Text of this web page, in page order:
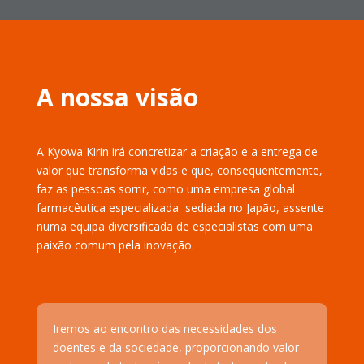
A nossa visão
A Kyowa Kirin irá concretizar a criação e a entrega de
valor que transforma vidas e que, consequentemente,
faz as pessoas sorrir, como uma empresa global
farmacêutica especializada sediada no Japão, assente
numa equipa diversificada de especialistas com uma
paixão comum pela inovação.
Iremos ao encontro das necessidades dos
doentes e da sociedade, proporcionando valor